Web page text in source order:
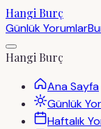
Hangi Burç
Günlük Yorumlar
Hangi Burç
Ana Sayfa
Günlük
Haftalık